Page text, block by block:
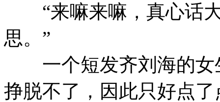
“来嘛来嘛，真心话大
思。”
一个短发齐刘海的女
挣脱不了，因此只好点了